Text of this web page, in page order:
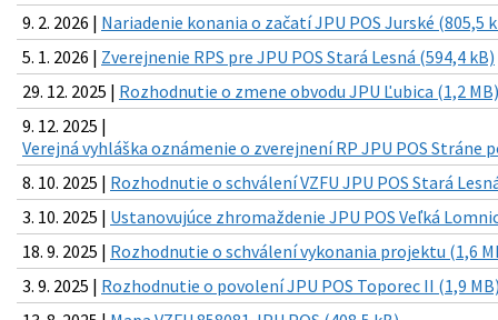
9. 2. 2026 | Nariadenie konania o začatí JPU POS Jurské (805,5
5. 1. 2026 | Zverejnenie RPS pre JPU POS Stará Lesná (594,4 kB)
29. 12. 2025 | Rozhodnutie o zmene obvodu JPU Ľubica (1,2 MB)
9. 12. 2025 |
Verejná vyhláška oznámenie o zverejnení RP JPU POS Stráne
8. 10. 2025 | Rozhodnutie o schválení VZFU JPU POS Stará
3. 10. 2025 | Ustanovujúce zhromaždenie JPU POS Veľká
18. 9. 2025 | Rozhodnutie o schválení vykonania projektu (1,6
3. 9. 2025 | Rozhodnutie o povolení JPU POS Toporec II (1,9